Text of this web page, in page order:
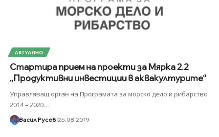
АКТУАЛНО
Стартира прием на проекти за Мярка 2.2
„Продуктивни инвестиции в аквакултурите“
Управляващ орган на Програмата за морско дело и рибарство
2014 – 2020…
Васил Русев 26.08.2019